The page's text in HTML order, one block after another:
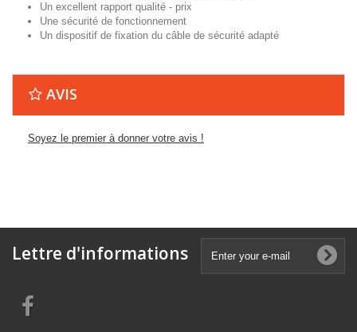
Un excellent rapport qualité - prix
Une sécurité de fonctionnement
Un dispositif de fixation du câble de sécurité adapté
AVIS
Soyez le premier à donner votre avis !
Lettre d'informations